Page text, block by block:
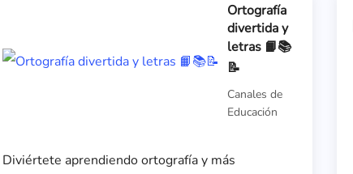
Ortografía
divertida y
letras 📙📚
📝
Canales de
Educación
Diviértete aprendiendo ortografía y más